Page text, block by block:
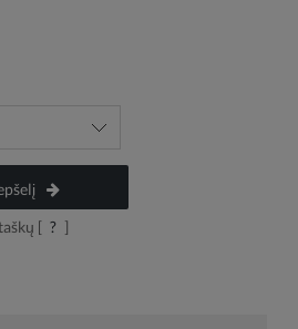
[ ? ]